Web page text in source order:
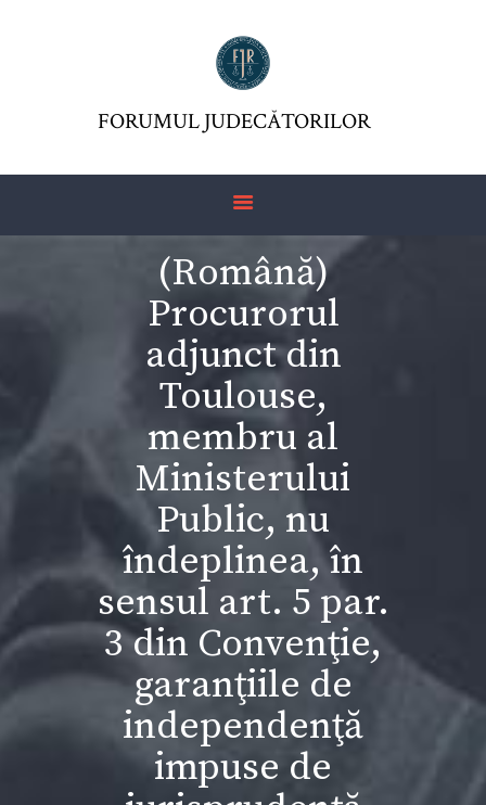
FORUMUL JUDECĂTORILOR
(Română)
Procurorul
adjunct din
Toulouse,
membru al
Ministerului
Public, nu
îndeplinea, în
sensul art. 5 par.
3 din Convenţie,
garanţiile de
independenţă
impuse de
FORUMUL JUDECĂTORILOR
FJR ASSOCIATION
JURISPRUDENCE